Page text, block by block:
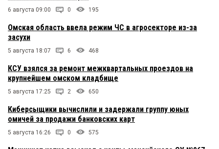
6 августа 09:00 0 195
Омская область ввела режим ЧС в агросекторе из-за
засухи
5 августа 18:07 6 468
КСУ взялся за ремонт межквартальных проездов на
крупнейшем омском кладбище
5 августа 17:25 2 650
Киберсыщики вычислили и задержали группу юных
омичей за продажи банковских карт
5 августа 16:26 0 575